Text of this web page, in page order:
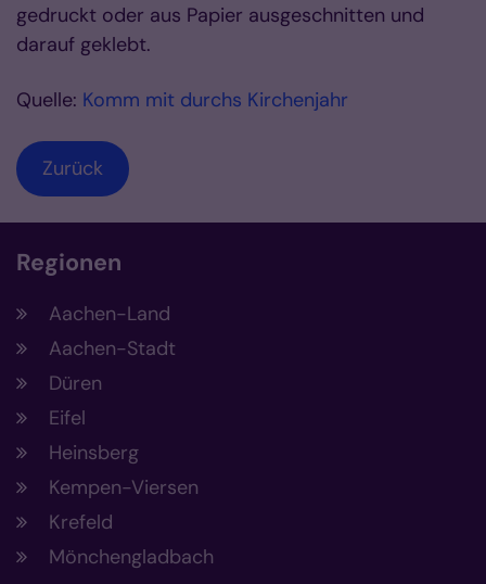
gedruckt oder aus Papier ausgeschnitten und
darauf geklebt.
Quelle: Komm mit durchs Kirchenjahr
Zurück
Regionen
Aachen-Land
Aachen-Stadt
Düren
Eifel
Heinsberg
Kempen-Viersen
Krefeld
Mönchengladbach